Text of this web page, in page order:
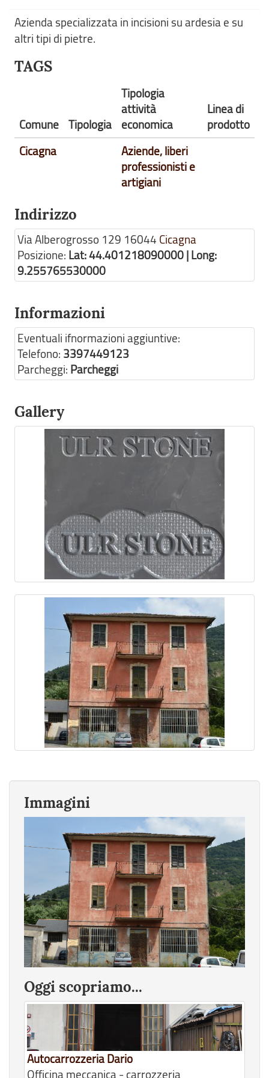
Azienda specializzata in incisioni su ardesia e su
altri tipi di pietre.
TAGS
Comune Tipologia
Tipologia
attività
economica
Linea di
prodotto
Cicagna
Aziende, liberi
professionisti e
artigiani
Indirizzo
Via Alberogrosso 129 16044 Cicagna
Posizione: Lat: 44.401218090000 | Long:
9.255765530000
Informazioni
Eventuali ifnormazioni aggiuntive:
Telefono: 3397449123
Parcheggi: Parcheggi
Gallery
Immagini
Oggi scopriamo...
Autocarrozzeria Dario
Officina meccanica - carrozzeria